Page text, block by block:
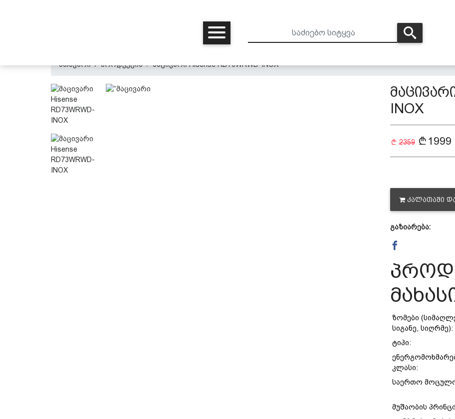
ჩვენ შესახებ
პროდუქცია
მთავარი პროდუქცია მაცივარი Hisense RD73WRWD-INOX
INOX
2359 1999
ᲙᲐᲚᲐᲗᲐᲨᲘ
გაზიარება:
ზომები
სიგანე, სიღრმე):
ტიპი:
კლასი:
საერთო
მუშაობის